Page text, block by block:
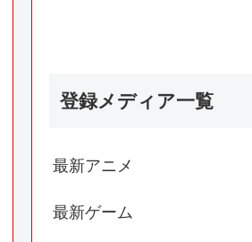
登録メディア一覧
最新アニメ
最新ゲーム